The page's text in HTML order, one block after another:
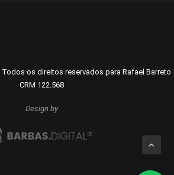
Todos os direitos reservados para Rafael Barreto
CRM 122.568
Design by